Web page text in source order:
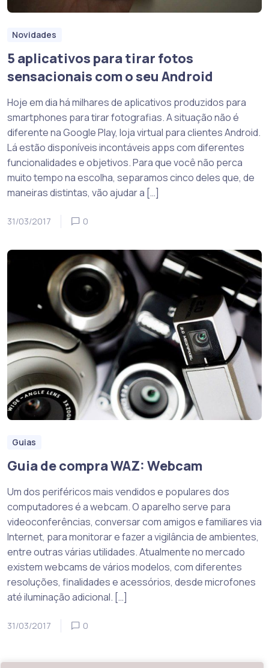
Novidades
5 aplicativos para tirar fotos
sensacionais com o seu Android
Hoje em dia há milhares de aplicativos produzidos para
smartphones para tirar fotografias. A situação não é
diferente na Google Play, loja virtual para clientes Android.
Lá estão disponíveis incontáveis apps com diferentes
funcionalidades e objetivos. Para que você não perca
muito tempo na escolha, separamos cinco deles que, de
maneiras distintas, vão ajudar a […]
31/03/2017 0
Guias
Guia de compra WAZ: Webcam
Um dos periféricos mais vendidos e populares dos
computadores é a webcam. O aparelho serve para
videoconferências, conversar com amigos e familiares via
Internet, para monitorar e fazer a vigilância de ambientes,
entre outras várias utilidades. Atualmente no mercado
existem webcams de vários modelos, com diferentes
resoluções, finalidades e acessórios, desde microfones
até iluminação adicional. […]
31/03/2017 0